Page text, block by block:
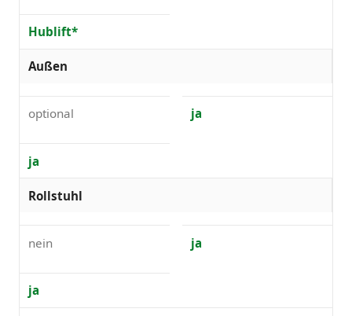
Hublift*
Außen
optional ja
ja
Rollstuhl
nein ja
ja